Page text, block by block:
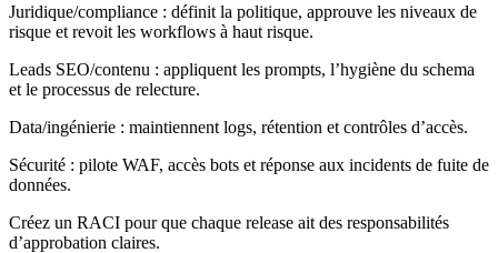
Juridique/compliance : définit la politique, approuve les niveaux de
risque et revoit les workflows à haut risque.
Leads SEO/contenu : appliquent les prompts, l’hygiène du schema
et le processus de relecture.
Data/ingénierie : maintiennent logs, rétention et contrôles d’accès.
Sécurité : pilote WAF, accès bots et réponse aux incidents de fuite de
données.
Créez un RACI pour que chaque release ait des responsabilités
d’approbation claires.